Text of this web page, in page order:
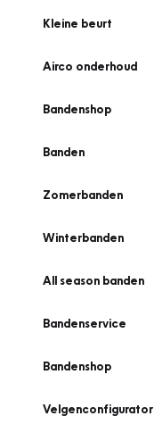
Kleine beurt
Airco onderhoud
Bandenshop
Banden
Zomerbanden
Winterbanden
All season banden
Bandenservice
Bandenshop
Velgenconfigurator